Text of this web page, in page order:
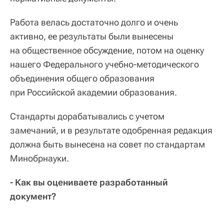
Работа велась достаточно долго и очень
активно, ее результаты были вынесены
на общественное обсуждение, потом на оценку
нашего Федерального учебно-методического
объединения общего образования
при Российской академии образования.
Стандарты дорабатывались с учетом
замечаний, и в результате одобренная редакция
должна быть вынесена на совет по стандартам
Минобрнауки.
- Как вы оцениваете разработанный
документ?